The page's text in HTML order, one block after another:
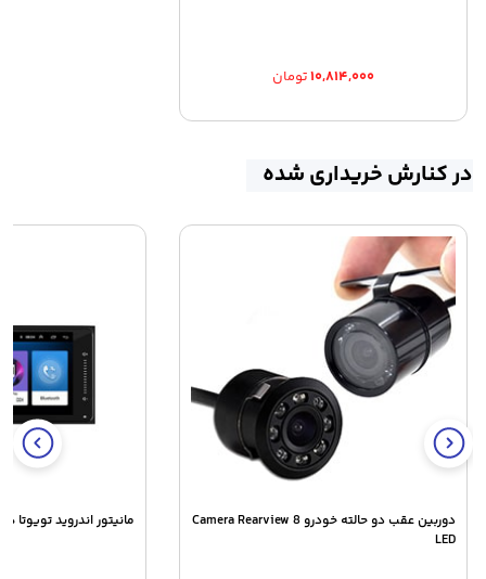
۱۰,۸۱۴,۰۰۰تومان
در کنارش خریداری شده
دوربین عقب دو حالته خودرو Camera Rearview 8
LED
مانیتور اندروید تویوتا